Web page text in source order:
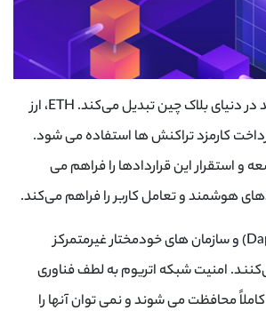
اتریوم ویژگی ‌های کلیدی بسیاری دارد که آن را به پلتفرمی قدرتمند در دنیای بلاک چین تبدیل می‌کند. ETH، ارز
کارمزد تراکنش‌ ها استفاده می‌ شود.
و استقرار این قراردادها را فراهم می‌
هوشمند و تعامل کاربر را فراهم می‌کند.
(Dapps) و سازمان ‌های خودمختار غیرمتمرکز
امنیت شبکه اتریوم به لطف فناوری
محافظت می ‌شوند و نمی ‌توان آنها را